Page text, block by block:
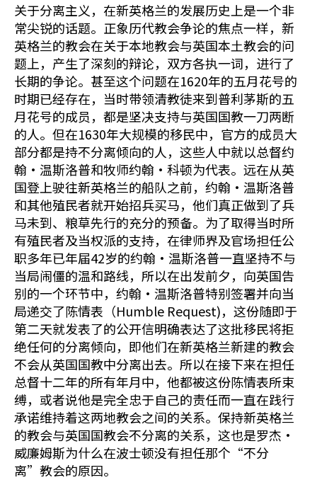
关于分离主义，在新英格兰的发展历史上是一个非
常尖锐的话题。正象历代教会争论的焦点一样，新
英格兰的教会在关于本地教会与英国本土教会的问
题上，产生了深刻的辩论，双方各执一词，进行了
长期的争论。甚至这个问题在1620年的五月花号的
时期已经存在，当时带领清教徒来到普利茅斯的五
月花号的成员，都是坚决支持与英国国教一刀两断
的人。但在1630年大规模的移民中，官方的成员大
部分都是持不分离倾向的人，这些人中就以总督约
翰•温斯洛普和牧师约翰•科顿为代表。远在从英
国登上驶往新英格兰的船队之前，约翰•温斯洛普
和其他殖民者就开始招兵买马，他们真正做到了兵
马未到、粮草先行的充分的预备。为了取得当时所
有殖民者及当权派的支持，在律师界及官场担任公
职多年已年届42岁的约翰•温斯洛普一直坚持不与
当局闹僵的温和路线，所以在出发前夕，向英国告
别的一个环节中，约翰•温斯洛普特别签署并向当
局递交了陈情表（Humble Request)，这份随即于
第二天就发表了的公开信明确表达了这批移民将拒
绝任何的分离倾向，即他们在新英格兰新建的教会
不会从英国国教中分离出去。所以在接下来在担任
总督十二年的所有年月中，他都被这份陈情表所束
缚，或者说他是完全忠于自己的责任而一直在践行
承诺维持着这两地教会之间的关系。保持新英格兰
的教会与英国国教会不分离的关系，这也是罗杰•
威廉姆斯为什么在波士顿没有担任那个“不分
离”教会的原因。